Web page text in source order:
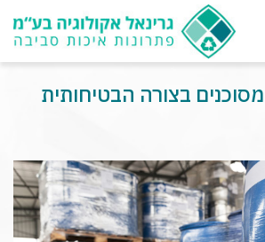
בצורה הבטיחותית